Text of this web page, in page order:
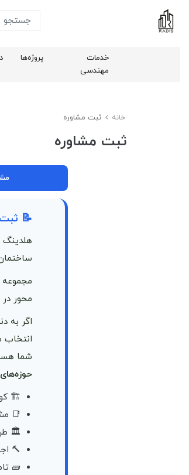
خدمات
مهندسی
پروژه‌ها
خانه ثبت مشاوره
ثبت مشاوره
📝
مجموعه
محور
اگر به
انتخاب
شما
🏗️
📑
🏛️
🔨
🧱